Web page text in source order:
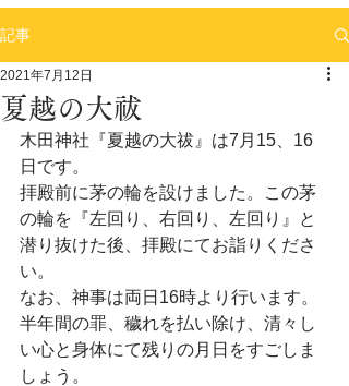
記事
夏越の大祓
2021年7月12日
木田神社『夏越の大祓』は7月15、16
日です。
拝殿前に茅の輪を設けました。この茅
の輪を『左回り、右回り、左回り』と
潜り抜けた後、拝殿にてお詣りくださ
い。
なお、神事は両日16時より行います。
半年間の罪、穢れを払い除け、清々し
い心と身体にて残りの月日をすごしま
しょう。